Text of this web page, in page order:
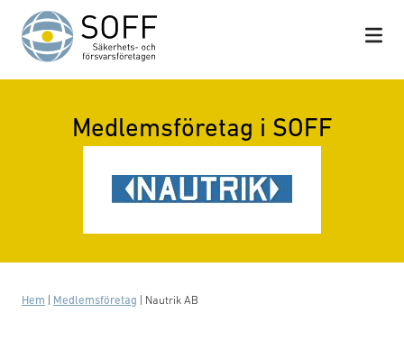
Hoppa till innehåll
Medlemsföretag i SOFF
Hem Medlemsföretag Nautrik AB